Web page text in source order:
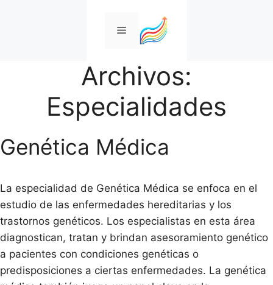
Menú
Archivos:
Especialidades
Genética Médica
La especialidad de Genética Médica se enfoca en el
estudio de las enfermedades hereditarias y los
trastornos genéticos. Los especialistas en esta área
diagnostican, tratan y brindan asesoramiento genético
a pacientes con condiciones genéticas o
predisposiciones a ciertas enfermedades. La genética